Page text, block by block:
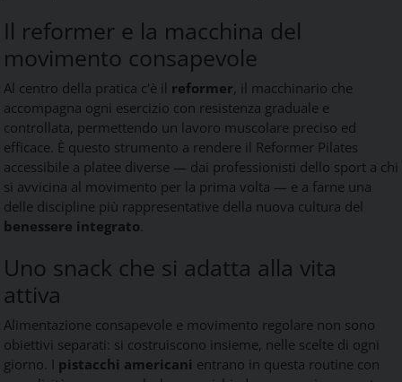
Il reformer e la macchina del
movimento consapevole
Al centro della pratica c'è il reformer, il macchinario che
accompagna ogni esercizio con resistenza graduale e
controllata, permettendo un lavoro muscolare preciso ed
efficace. È questo strumento a rendere il Reformer Pilates
accessibile a platee diverse — dai professionisti dello sport a chi
si avvicina al movimento per la prima volta — e a farne una
delle discipline più rappresentative della nuova cultura del
benessere integrato.
Uno snack che si adatta alla vita
attiva
Alimentazione consapevole e movimento regolare non sono
obiettivi separati: si costruiscono insieme, nelle scelte di ogni
giorno. I pistacchi americani entrano in questa routine con